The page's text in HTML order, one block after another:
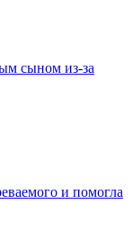
сыном из-за
и помогла